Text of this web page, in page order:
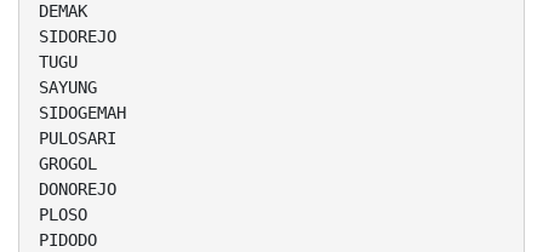
DEMAK
SIDOREJO
TUGU
SAYUNG
SIDOGEMAH
PULOSARI
GROGOL
DONOREJO
PLOSO
PIDODO